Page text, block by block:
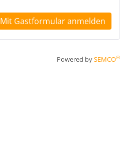
Mit Gastformular anmelden
Powered bySEMCO®